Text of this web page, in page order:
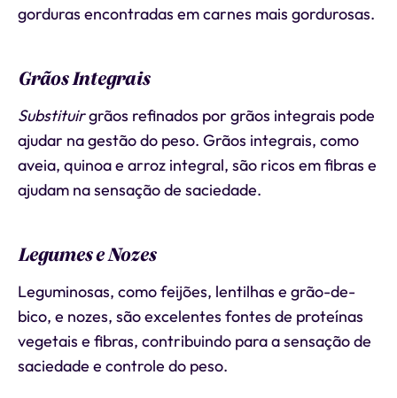
gorduras encontradas em carnes mais gordurosas.
Grãos Integrais
Substituirgrãos refinados por grãos integrais pode
ajudar na gestão do peso. Grãos integrais, como
aveia, quinoa e arroz integral, são ricos em fibras e
ajudam na sensação de saciedade.
Legumes e Nozes
Leguminosas, como feijões, lentilhas e grão-de-
bico, e nozes, são excelentes fontes de proteínas
vegetais e fibras, contribuindo para a sensação de
saciedade e controle do peso.